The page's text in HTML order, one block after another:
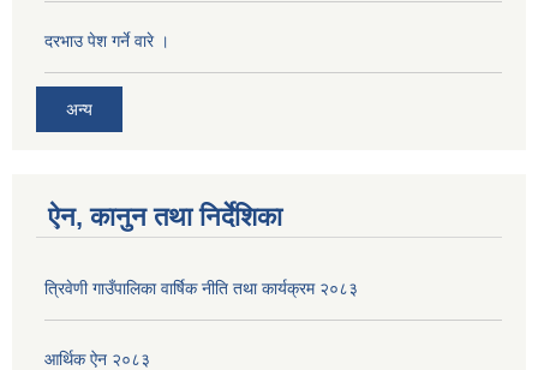
दरभाउ पेश गर्ने वारे ।
अन्य
ऐन, कानुन तथा निर्देशिका
त्रिवेणी गाउँपालिका वार्षिक नीति तथा कार्यक्रम २०८३
आर्थिक ऐन २०८३